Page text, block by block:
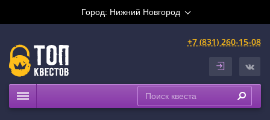
Город: Нижний Новгород
+7 (831) 260-15-08